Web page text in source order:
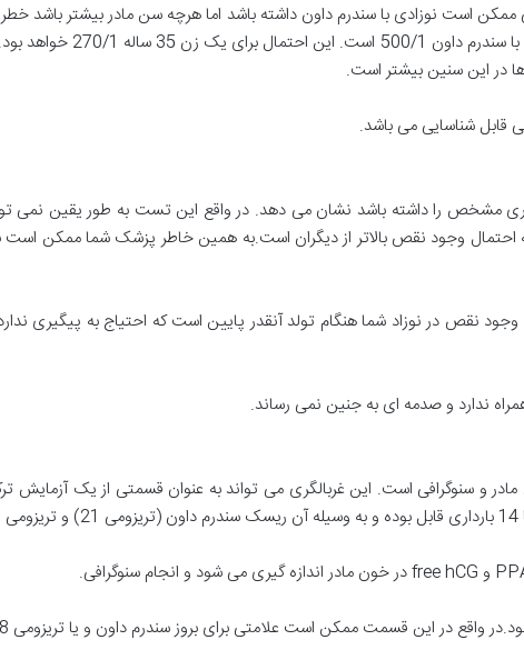
ها است. هر شخصی ممکن است نوزادی با سندرم داون داشته باشد اما هرچه سن مادر بیشتر
شود. به طور مثال برای یک زن 20 ساله
در این سنین بیشتر است.
قابل شناسایی می باشد.
مشخص را داشته باشد نشان می دهد. در واقع این تست به طور یقین نمی
احتمال وجود نقص بالاتر از دیگران است.به همین خاطر پزشک شما ممکن
نقص در نوزاد شما هنگام تولد آنقدر پایین است که احتیاج به پیگیری
ندارد و صدمه ای به جنین نمی رساند.
و سنوگرافی است. این غربالگری می تواند به عنوان قسمتی از یک آزمایش